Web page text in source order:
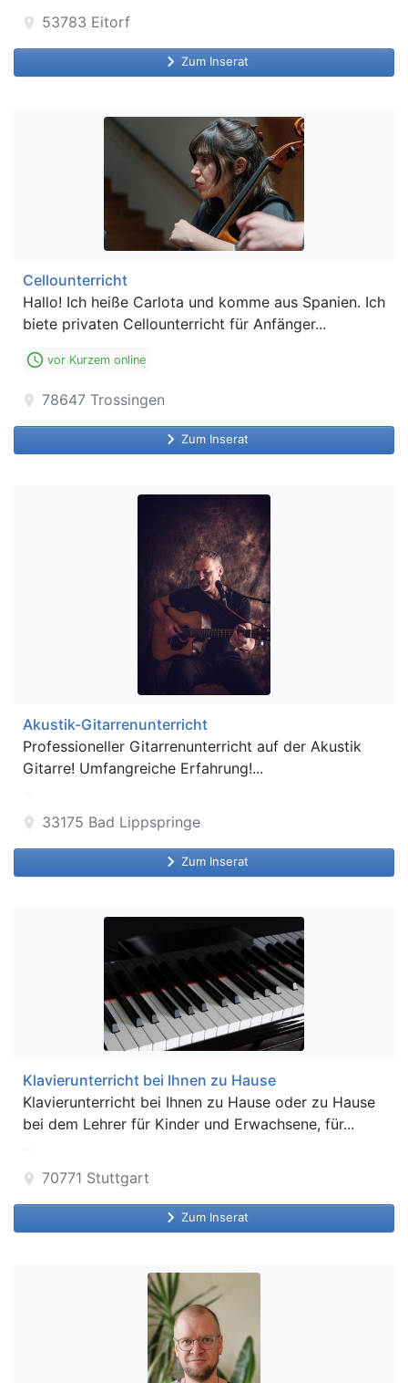
location_on 53783 Eitorf
keyboard_arrow_right Zum Inserat
Cellounterricht
Hallo! Ich heiße Carlota und komme aus Spanien. Ich
biete privaten Cellounterricht für Anfänger...
access_time vor Kurzem online
location_on 78647 Trossingen
keyboard_arrow_right Zum Inserat
Akustik-Gitarrenunterricht
Professioneller Gitarrenunterricht auf der Akustik
Gitarre! Umfangreiche Erfahrung!...
location_on 33175 Bad Lippspringe
keyboard_arrow_right Zum Inserat
Klavierunterricht bei Ihnen zu Hause
Klavierunterricht bei Ihnen zu Hause oder zu Hause
bei dem Lehrer für Kinder und Erwachsene, für...
location_on 70771 Stuttgart
keyboard_arrow_right Zum Inserat